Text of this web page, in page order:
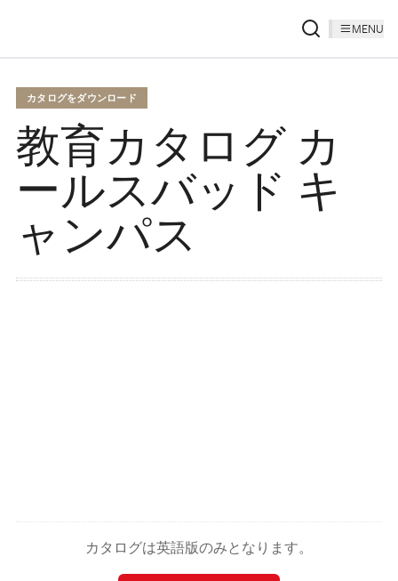
MENU
カタログをダウンロード
教育カタログ カ
ールスバッド キ
ャンパス
カタログは英語版のみとなります。